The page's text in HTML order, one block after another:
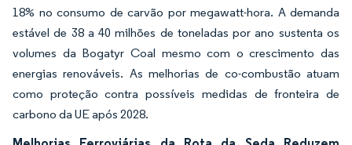
18% no consumo de carvão por megawatt-hora. A demanda
estável de 38 a 40 milhões de toneladas por ano sustenta os
volumes da Bogatyr Coal mesmo com o crescimento das
energias renováveis. As melhorias de co-combustão atuam
como proteção contra possíveis medidas de fronteira de
carbono da UE após 2028.